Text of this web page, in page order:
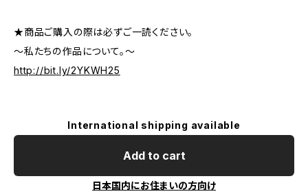
★商品ご購入の際は必ずご一読ください。
～私たちの作品について。～
http://bit.ly/2YKWH25
International shipping available
Add to cart
日本国内にお住まいの方向け